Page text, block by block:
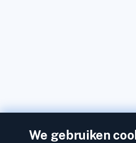
We gebruiken